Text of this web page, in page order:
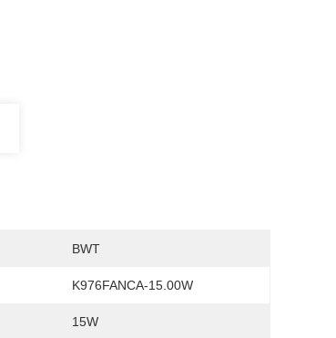
BWT
K976FANCA-15.00W
15W